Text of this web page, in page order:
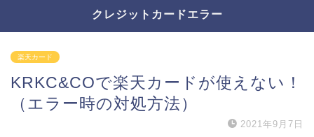
クレジットカードエラー
楽天カード
KRKC&COで楽天カードが使えない！
（エラー時の対処方法）
2021年9月7日